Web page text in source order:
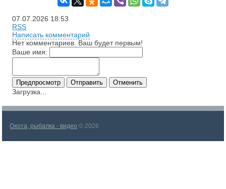
07.07.2026 18:53
RSS
Написать комментарий
Нет комментариев. Ваш будет первым!
Ваше имя:
Загрузка...
Охота, рыбалка - видео © 2026